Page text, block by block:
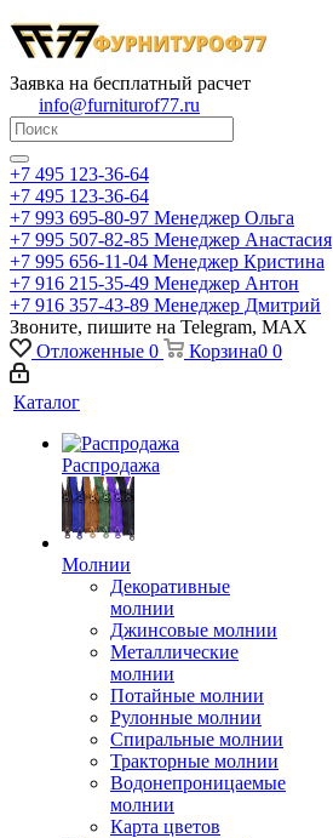
Заявка на бесплатный расчет
info@furniturof77.ru
+7 495 123-36-64
+7 495 123-36-64
+7 993 695-80-97 Менеджер Ольга
+7 995 507-82-85 Менеджер Анастасия
+7 995 656-11-04 Менеджер Кристина
+7 916 215-35-49 Менеджер Антон
+7 916 357-43-89 Менеджер Дмитрий
Звоните, пишите на Telegram, MAX
Отложенные 0 Корзина0 0
Каталог
Распродажа
Молнии
Декоративные
молнии
Джинсовые молнии
Металлические
молнии
Потайные молнии
Рулонные молнии
Спиральные молнии
Тракторные молнии
Водонепроницаемые
молнии
Карта цветов